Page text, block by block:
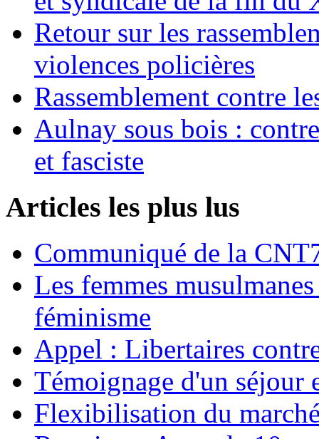
Retour sur les
violences policières
Rassemblement contre
Aulnay sous bois :
et fasciste
Articles les plus lus
Communiqué de la
Les femmes
féminisme
Appel : Libertaires
Témoignage d'un séjour
Flexibilisation du